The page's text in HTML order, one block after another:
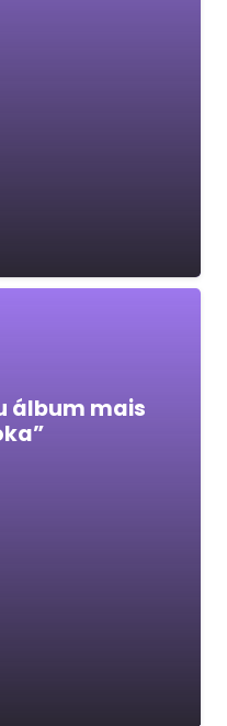
álbum mais